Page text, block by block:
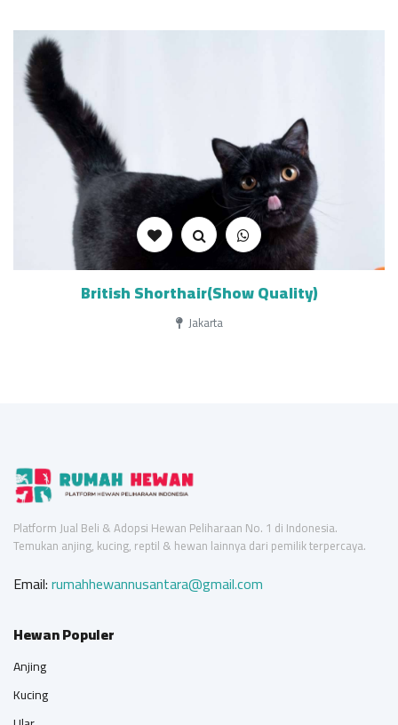
British Shorthair(Show Quality)
Jakarta
Platform Jual Beli & Adopsi Hewan Peliharaan No. 1 di Indonesia.
Temukan anjing, kucing, reptil & hewan lainnya dari pemilik terpercaya.
Email:rumahhewannusantara@gmail.com
Hewan Populer
Anjing
Kucing